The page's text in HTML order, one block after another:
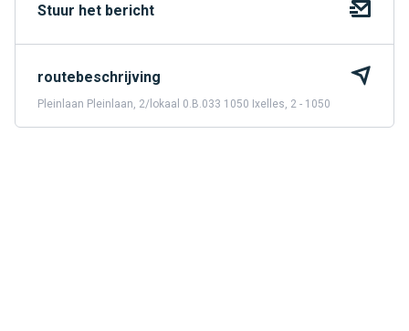
Stuur het bericht
routebeschrijving
Pleinlaan Pleinlaan, 2/lokaal 0.B.033 1050 Ixelles, 2 - 1050